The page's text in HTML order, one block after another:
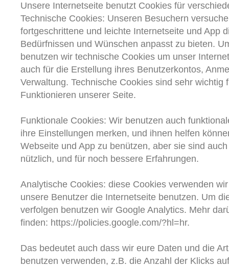
Unsere Internetseite benutzt Cookies für
Technische Cookies: Unseren Besuchern
fortgeschrittene und leichte Internetseite und App
Bedürfnissen und Wünschen anpasst zu bieten.
benutzen wir technische Cookies um unser
auch für die Erstellung ihres Benutzerkontos,
Verwaltung. Technische Cookies sind sehr wichtig
Funktionieren unserer Seite.
Funktionale Cookies: Wir benutzen auch
ihre Einstellungen merken, und ihnen helfen
Webseite und App zu benützen, aber sie sind
nützlich, und für noch bessere Erfahrungen.
Analytische Cookies: diese Cookies verwenden
unsere Benutzer die Internetseite benutzen. Um
verfolgen benutzen wir Google Analytics. Mehr
finden: https://policies.google.com/?hl=hr.
Das bedeutet auch dass wir eure Daten und die
benutzen verwenden, z.B. die Anzahl der Klicks